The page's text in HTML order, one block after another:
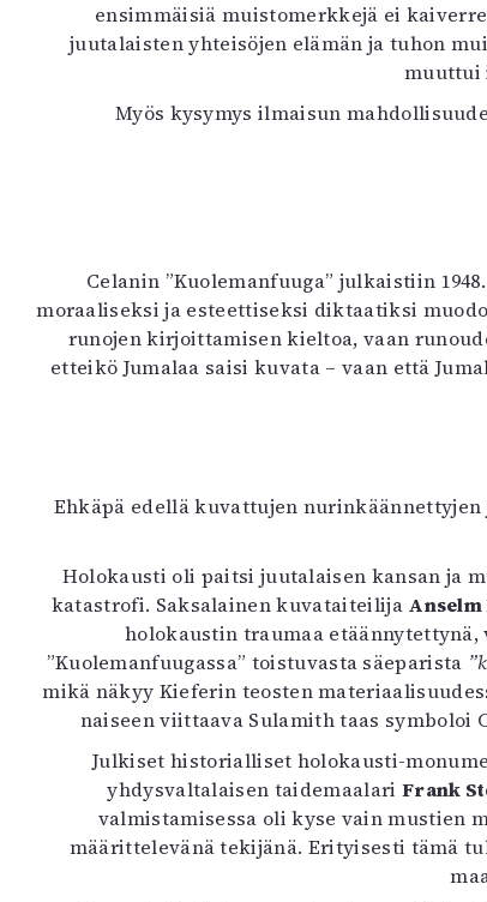
ensimmäisiä muistomerkkejä ei
juutalaisten yhteisöjen elämän ja tuhon
muuttui
Myös kysymys ilmaisun
Celanin ”Kuolemanfuuga” julkaistiin
moraaliseksi ja esteettiseksi diktaatiksi
runojen kirjoittamisen kieltoa, vaan
etteikö Jumalaa saisi kuvata – vaan että
Ehkäpä edellä kuvattujen
Holokausti oli paitsi juutalaisen kansan ja
katastrofi. Saksalainen kuvataiteilija
holokaustin traumaa
”Kuolemanfuugassa” toistuvasta säeparista
mikä näkyy Kieferin teosten
naiseen viittaava Sulamith taas
Julkiset historialliset holokausti-
yhdysvaltalaisen taidemaalari Frank
valmistamisessa oli kyse vain mustien
määrittelevänä tekijänä. Erityisesti tämä